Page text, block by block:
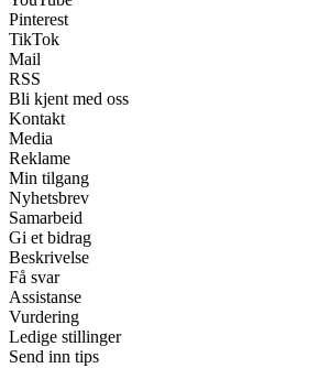
Pinterest
TikTok
Mail
RSS
Bli kjent med oss
Kontakt
Media
Reklame
Min tilgang
Nyhetsbrev
Samarbeid
Gi et bidrag
Beskrivelse
Få svar
Assistanse
Vurdering
Ledige stillinger
Send inn tips